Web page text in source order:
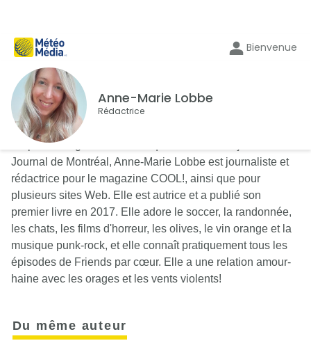
Bienvenue
Anne-Marie Lobbe
Rédactrice
En plus de signer une chronique de littérature jeunesse au
Journal de Montréal, Anne-Marie Lobbe est journaliste et
rédactrice pour le magazine COOL!, ainsi que pour
plusieurs sites Web. Elle est autrice et a publié son
premier livre en 2017. Elle adore le soccer, la randonnée,
les chats, les films d'horreur, les olives, le vin orange et la
musique punk-rock, et elle connaît pratiquement tous les
épisodes de Friends par cœur. Elle a une relation amour-
haine avec les orages et les vents violents!
Du même auteur